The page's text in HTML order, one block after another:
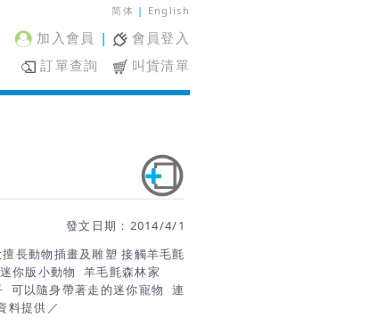
简体 | English
加入會員 |
會員登入
訂單查詢
叫貨清單
發文日期：2014/4/1
長動物插畫及雕塑 接觸羊毛氈
你版小動物 羊毛氈森林家
可以隨身帶著走的迷你寵物 連
料提供／